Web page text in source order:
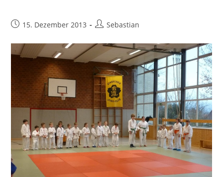
Beitrag15. Dezember 2013
Beitrags-
Sebastian